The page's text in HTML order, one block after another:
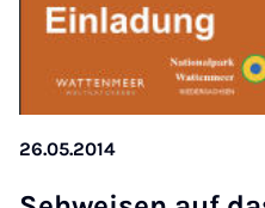
26.05.2014